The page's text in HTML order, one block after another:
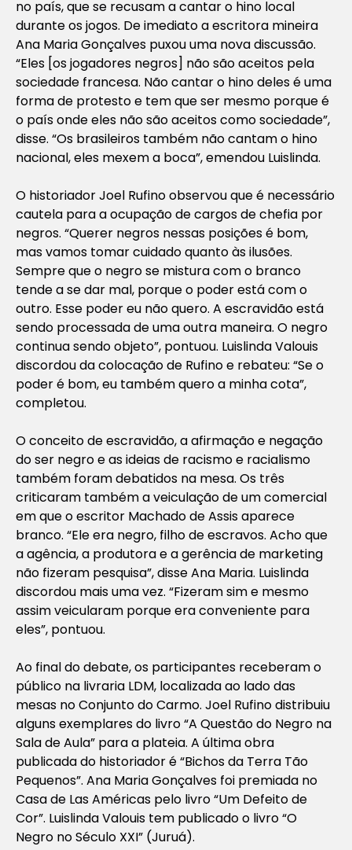
no país, que se recusam a cantar o hino local
durante os jogos. De imediato a escritora mineira
Ana Maria Gonçalves puxou uma nova discussão.
“Eles [os jogadores negros] não são aceitos pela
sociedade francesa. Não cantar o hino deles é uma
forma de protesto e tem que ser mesmo porque é
o país onde eles não são aceitos como sociedade”,
disse. “Os brasileiros também não cantam o hino
nacional, eles mexem a boca”, emendou Luislinda.
O historiador Joel Rufino observou que é necessário
cautela para a ocupação de cargos de chefia por
negros. “Querer negros nessas posições é bom,
mas vamos tomar cuidado quanto às ilusões.
Sempre que o negro se mistura com o branco
tende a se dar mal, porque o poder está com o
outro. Esse poder eu não quero. A escravidão está
sendo processada de uma outra maneira. O negro
continua sendo objeto”, pontuou. Luislinda Valouis
discordou da colocação de Rufino e rebateu: “Se o
poder é bom, eu também quero a minha cota”,
completou.
O conceito de escravidão, a afirmação e negação
do ser negro e as ideias de racismo e racialismo
também foram debatidos na mesa. Os três
criticaram também a veiculação de um comercial
em que o escritor Machado de Assis aparece
branco. “Ele era negro, filho de escravos. Acho que
a agência, a produtora e a gerência de marketing
não fizeram pesquisa”, disse Ana Maria. Luislinda
discordou mais uma vez. “Fizeram sim e mesmo
assim veicularam porque era conveniente para
eles”, pontuou.
Ao final do debate, os participantes receberam o
público na livraria LDM, localizada ao lado das
mesas no Conjunto do Carmo. Joel Rufino distribuiu
alguns exemplares do livro “A Questão do Negro na
Sala de Aula” para a plateia. A última obra
publicada do historiador é “Bichos da Terra Tão
Pequenos”. Ana Maria Gonçalves foi premiada no
Casa de Las Américas pelo livro “Um Defeito de
Cor”. Luislinda Valouis tem publicado o livro “O
Negro no Século XXI” (Juruá).